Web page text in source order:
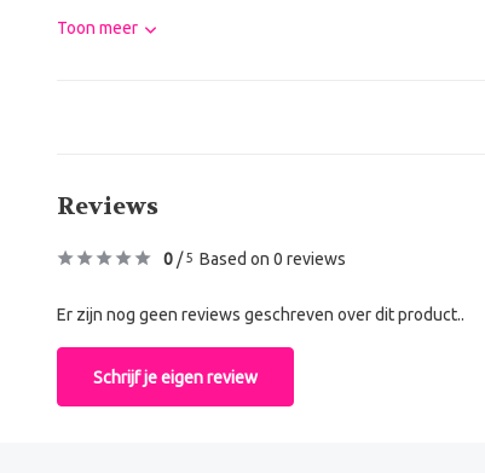
Toon meer
Reviews
0 /5 Based on 0 reviews
Er zijn nog geen reviews geschreven over dit product..
Schrijf je eigen review